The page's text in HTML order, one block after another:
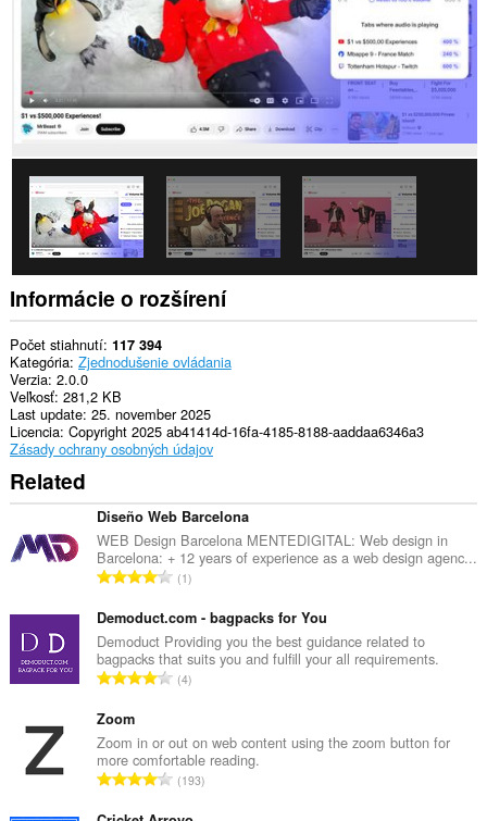
Toto
rozšírenie
prístup
vašim
dátam
na
stránkach.
Toto
rozšírenie
prístup
k
vašim
listom
a
aktivite
prehliadania.
This
extension
can
store
an
unlimited
of
client-
side
Informácie o rozšírení
Počet stiahnutí 117 394
Kategória Zjednodušenie ovládania
Verzia 2.0.0
Veľkosť 281,2 KB
Last update 25. november 2025
Licencia Copyright 2025 ab41414d-16fa-4185-8188-aaddaa6346a3
Zásady ochrany osobných údajov
Related
Diseño Web Barcelona
WEB Design Barcelona MENTEDIGITAL: Web design in
Barcelona: + 12 years of experience as a web design agenc...
C
l
k
o
v
o
č
e
t
1
Demoduct.com - bagpacks for You
Demoduct Providing you the best guidance related to
bagpacks that suits you and fulfill your all requirements.
C
k
o
v
4
Zoom
Zoom in or out on web content using the zoom button for
more comfortable reading.
C193